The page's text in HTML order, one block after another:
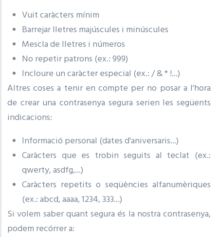
Vuit caràcters mínim
Barrejar lletres majúscules i minúscules
Mescla de lletres i números
No repetir patrons (ex.: 999)
Incloure un caràcter especial (ex.: / & * !...)
Altres coses a tenir en compte per no posar a l'hora
de crear una contrasenya segura serien les següents
indicacions:
Informació personal (dates d'aniversaris...)
Caràcters que es trobin seguits al teclat (ex.:
qwerty, asdfg,...)
Caràcters repetits o seqüències alfanumèriques
(ex.: abcd, aaaa, 1234, 333...)
Si volem saber quant segura és la nostra contrasenya,
podem recórrer a: